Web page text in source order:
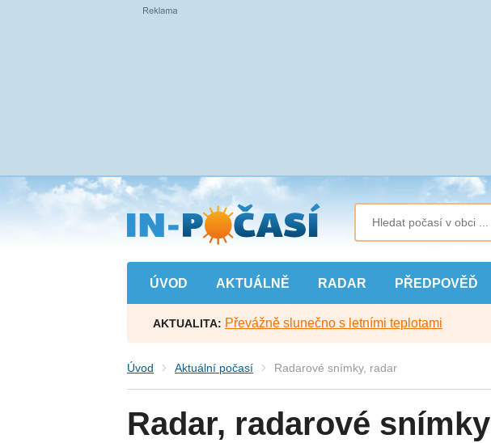
Přejít
na
hlavní
obsah
ÚVOD AKTUÁLNĚ RADAR PŘEDPOVĚĎ
AKTUALITA: Převážně slunečno s letními teplotami
Úvod Aktuální počasí Radarové snímky, radar
Radar, radarové snímky